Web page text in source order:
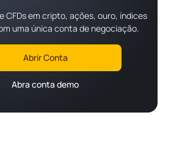
CFDs em cripto, ações, ouro, índices
uma única conta de negociação.
Abrir Conta
Abra conta demo